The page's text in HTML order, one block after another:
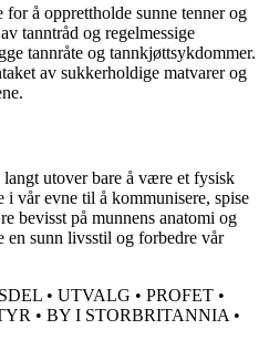
å opprettholde sunne tenner og
tanntråd og regelmessige
tannråte og tannkjøttsykdommer.
av sukkerholdige matvarer og
utover bare å være et fysisk
vår evne til å kommunisere, spise
bevisst på munnens anatomi og
en sunn livsstil og forbedre vår
• UTVALG • PROFET •
• BY I STORBRITANNIA •